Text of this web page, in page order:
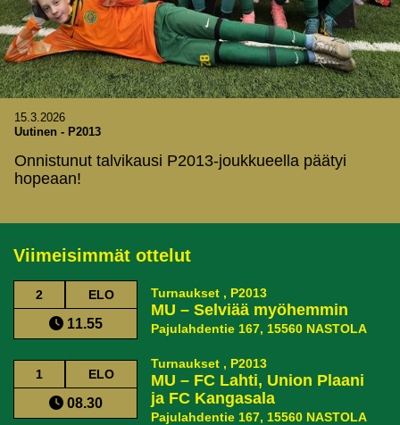
15.3.2026
Uutinen - P2013
Onnistunut talvikausi P2013-joukkueella päätyi
hopeaan!
Viimeisimmät ottelut
2 ELO
11.55
Turnaukset , P2013
MU –Selviää myöhemmin
Pajulahdentie 167, 15560 NASTOLA
1 ELO
08.30
Turnaukset , P2013
MU – FC Lahti, Union Plaani
ja FC Kangasala
Pajulahdentie 167, 15560 NASTOLA